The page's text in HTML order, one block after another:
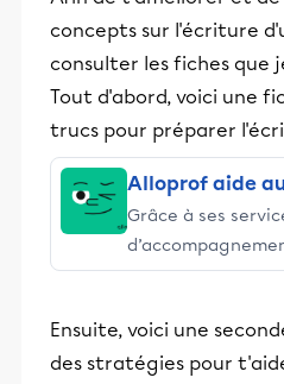
concepts sur l'écriture
consulter les fiches que
Tout d'abord, voici une
trucs pour préparer
Alloprof aide
Grâce à ses
stimulants,
éducative.
Ensuite, voici une
des stratégies pour